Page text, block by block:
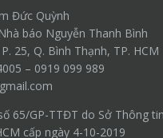
Đức Quỳnh
báo Nguyễn Thanh Bình
25, Q. Bình Thạnh, TP. HCM
– 0919 099 989
65/GP-TTĐT do Sở Thông
cấp ngày 4-10-2019